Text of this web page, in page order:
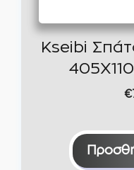
Kseibi
€